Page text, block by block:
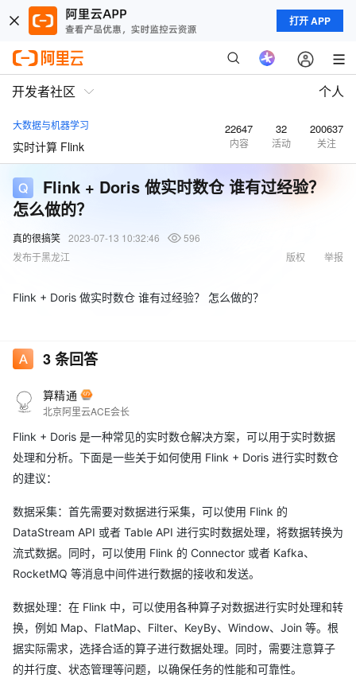
打开 APP
开发者社区 个人
大数据与机器学习
实时计算 Flink
22647
内容
32
活动
200637
关注
Flink + Doris 做实时数仓 谁有过经验？
怎么做的？
真的很搞笑 2023-07-13 10:32:46
596
发布于黑龙江
举报
版权
Flink + Doris 做实时数仓 谁有过经验？ 怎么做的？
3条回答
算精通
北京阿里云ACE会长
Flink + Doris 是一种常见的实时数仓解决方案，可以用于实时数据
处理和分析。下面是一些关于如何使用 Flink + Doris 进行实时数仓
的建议：
数据采集：首先需要对数据进行采集，可以使用 Flink 的
DataStream API 或者 Table API 进行实时数据处理，将数据转换为
流式数据。同时，可以使用 Flink 的 Connector 或者 Kafka、
RocketMQ 等消息中间件进行数据的接收和发送。
数据处理：在 Flink 中，可以使用各种算子对数据进行实时处理和转
换，例如 Map、FlatMap、Filter、KeyBy、Window、Join 等。根
据实际需求，选择合适的算子进行数据处理。同时，需要注意算子
的并行度、状态管理等问题，以确保任务的性能和可靠性。